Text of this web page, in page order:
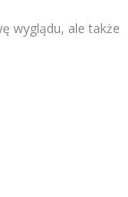
wyglądu, ale także